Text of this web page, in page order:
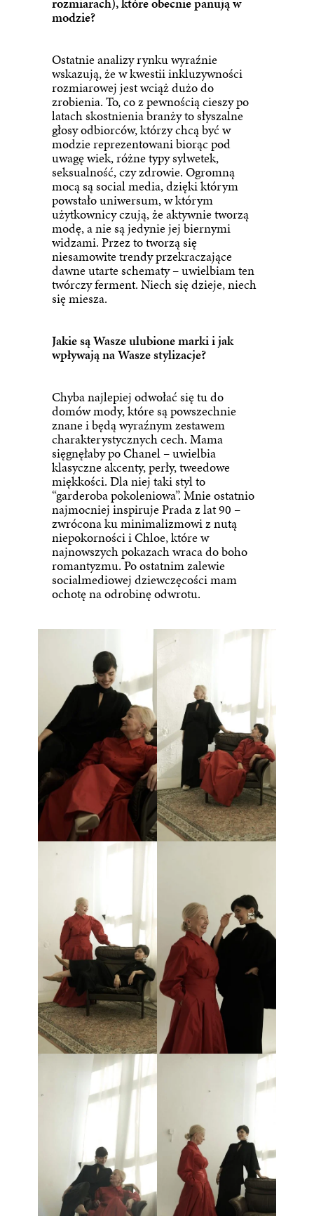
modzie?
Ostatnie analizy rynku wyraźnie
wskazują, że w kwestii inkluzywności
rozmiarowej jest wciąż dużo do
zrobienia. To, co z pewnością cieszy po
latach skostnienia branży to słyszalne
głosy odbiorców, którzy chcą być w
modzie reprezentowani biorąc pod
uwagę wiek, różne typy sylwetek,
seksualność, czy zdrowie. Ogromną
mocą są social media, dzięki którym
powstało uniwersum, w którym
użytkownicy czują, że aktywnie tworzą
modę, a nie są jedynie jej biernymi
widzami. Przez to tworzą się
niesamowite trendy przekraczające
dawne utarte schematy – uwielbiam ten
twórczy ferment. Niech się dzieje, niech
się miesza.
Jakie są Wasze ulubione marki i jak
wpływają na Wasze stylizacje?
Chyba najlepiej odwołać się tu do
domów mody, które są powszechnie
znane i będą wyraźnym zestawem
charakterystycznych cech. Mama
sięgnęłaby po Chanel – uwielbia
klasyczne akcenty, perły, tweedowe
miękkości. Dla niej taki styl to
“garderoba pokoleniowa”. Mnie ostatnio
najmocniej inspiruje Prada z lat 90 –
zwrócona ku minimalizmowi z nutą
niepokorności i Chloe, które w
najnowszych pokazach wraca do boho
romantyzmu. Po ostatnim zalewie
socialmediowej dziewczęcości mam
ochotę na odrobinę odwrotu.